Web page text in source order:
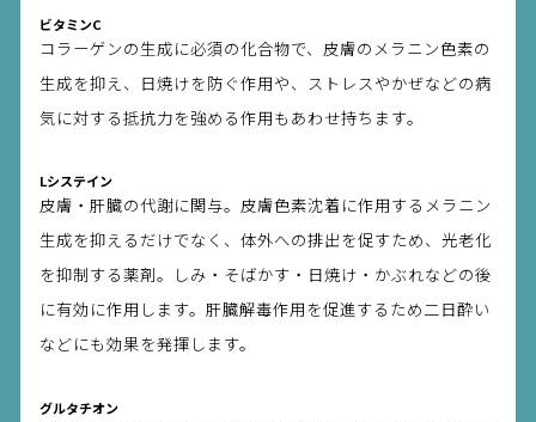
ビタミンC
コラーゲンの生成に必須の化合物で、皮膚のメラニン色素の
生成を抑え、日焼けを防ぐ作用や、ストレスやかぜなどの病
気に対する抵抗力を強める作用もあわせ持ちます。
Lシステイン
皮膚・肝臓の代謝に関与。皮膚色素沈着に作用するメラニン
生成を抑えるだけでなく、体外への排出を促すため、光老化
を抑制する薬剤。しみ・そばかす・日焼け・かぶれなどの後
に有効に作用します。肝臓解毒作用を促進するため二日酔い
などにも効果を発揮します。
グルタチオン